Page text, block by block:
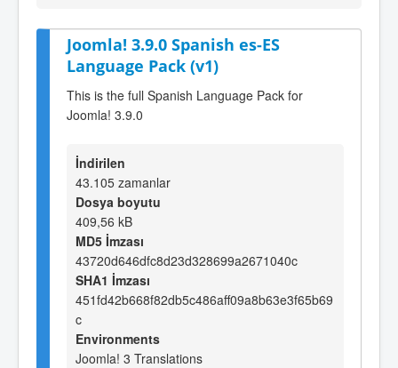
Joomla! 3.9.0 Spanish es-ES
Language Pack (v1)
This is the full Spanish Language Pack for
Joomla! 3.9.0
İndirilen
43.105 zamanlar
Dosya boyutu
409,56 kB
MD5 İmzası
43720d646dfc8d23d328699a2671040c
SHA1 İmzası
451fd42b668f82db5c486aff09a8b63e3f65b69
c
Environments
Joomla! 3 Translations